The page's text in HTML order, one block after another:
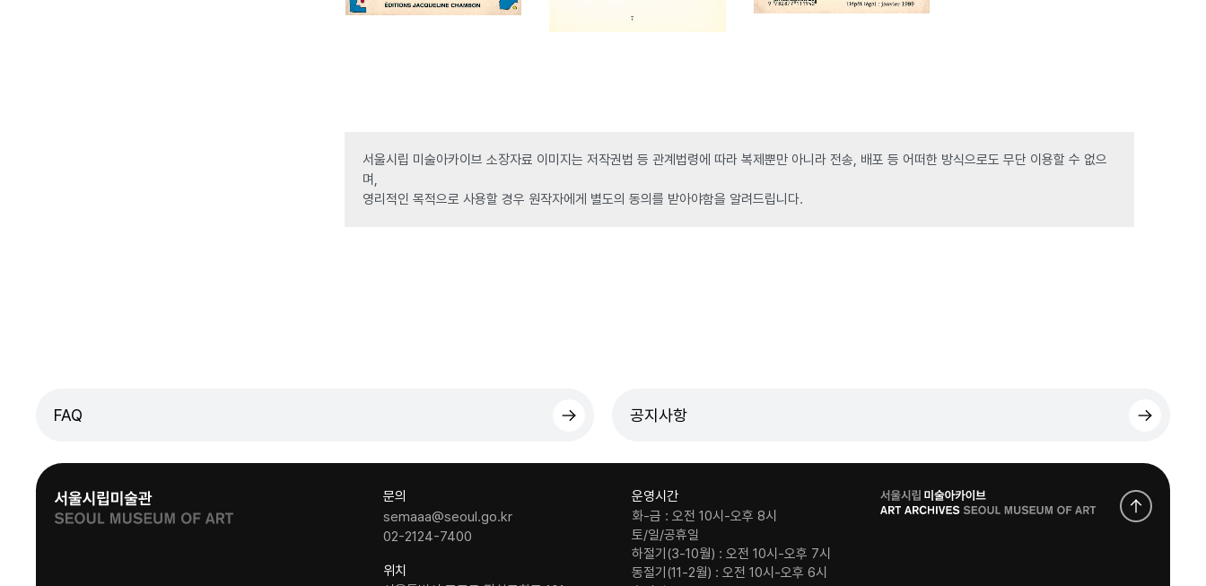
서울시립 미술아카이브 소장자료 이미지는 저작권법 등 관계법령에 따라 복제뿐만 아니라 전송, 배포 등 어떠한 방식으로도 무단 이용할 수 없으
며,
영리적인 목적으로 사용할 경우 원작자에게 별도의 동의를 받아야함을 알려드립니다.
FAQ 공지사항
문의
semaaa@seoul.go.kr
02-2124-7400
위치
운영시간
화-금 : 오전 10시-오후 8시
토/일/공휴일
하절기(3-10월) : 오전 10시-오후 7시
동절기(11-2월) : 오전 10시-오후 6시
로
고